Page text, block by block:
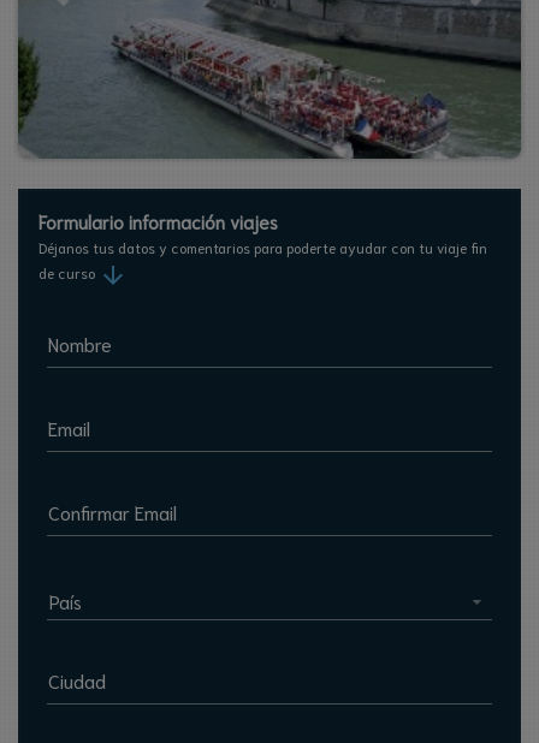
Formulario información viajes
Déjanos tus datos y comentarios para poderte ayudar con tu viaje fin
de curso arrow_downward
Nombre
Email
Confirmar Email
País
Ciudad